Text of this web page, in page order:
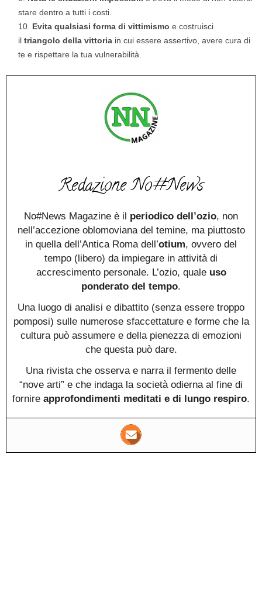
stare dentro a tutti i costi.
Evita qualsiasi forma di vittimismo e costruisci
il triangolo della vittoria in cui essere assertivo, avere cura di
te e rispettare la tua vulnerabilità.
Redazione No#News
No#News Magazine è il periodico dell’ozio, non
nell’accezione oblomoviana del temine, ma piuttosto
in quella dell’Antica Roma dell’otium, ovvero del
tempo (libero) da impiegare in attività di
accrescimento personale. L’ozio, quale uso
ponderato del tempo.
Una luogo di analisi e dibattito (senza essere troppo
pomposi) sulle numerose sfaccettature e forme che la
cultura può assumere e della pienezza di emozioni
che questa può dare.
Una rivista che osserva e narra il fermento delle
“nove arti” e che indaga la società odierna al fine di
fornire approfondimenti meditati e di lungo respiro.